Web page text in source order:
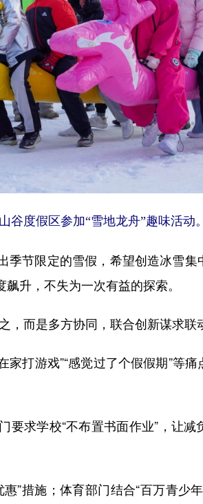
谷度假区参加“雪地龙舟”趣味活动
节限定的雪假，希望创造冰雪集
升，不失为一次有益的探索。
，而是多方协同，联合创新谋求联
家打游戏”“感觉过了个假假期”等
求学校“不布置书面作业”，让
”措施；体育部门结合“百万青少